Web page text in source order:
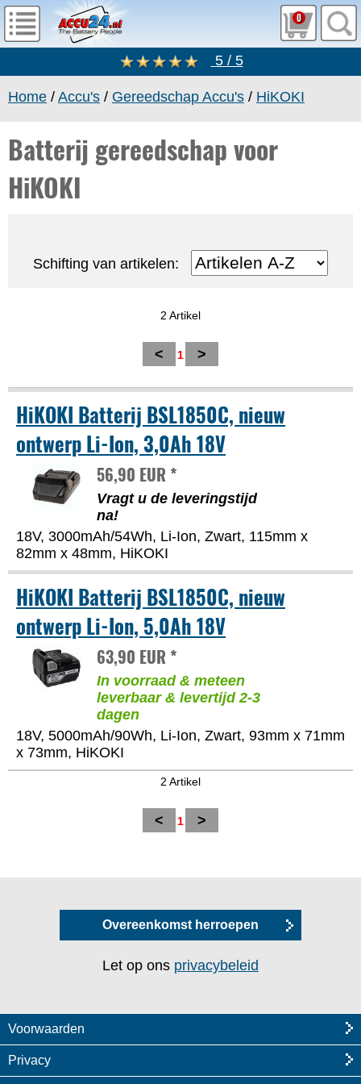
0
5 / 5
Home / Accu's / Gereedschap Accu's / HiKOKI
Batterij gereedschap voor
HiKOKI
Schifting van artikelen:
2 Artikel
< 1 >
HiKOKI Batterij BSL1850C, nieuw
ontwerp Li-Ion, 3,0Ah 18V
56,90 EUR *
Vragt u de leveringstijd
na!
18V, 3000mAh/54Wh, Li-Ion, Zwart, 115mm x
82mm x 48mm, HiKOKI
HiKOKI Batterij BSL1850C, nieuw
ontwerp Li-Ion, 5,0Ah 18V
63,90 EUR *
In voorraad & meteen
leverbaar & levertijd 2-3
dagen
18V, 5000mAh/90Wh, Li-Ion, Zwart, 93mm x 71mm
x 73mm, HiKOKI
2 Artikel
< 1 >
Overeenkomst herroepen
Let op ons privacybeleid
Voorwaarden
Privacy